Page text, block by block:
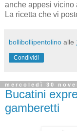
anche appesi vicino
La ricetta che vi
bollibollipentolino alle
Condividi
mercoledì 30
Bucatini
gamberetti